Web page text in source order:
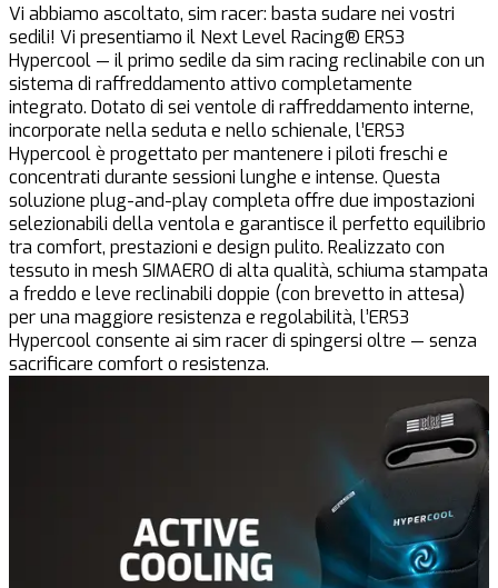
Vi abbiamo ascoltato, sim racer: basta sudare nei vostri
sedili! Vi presentiamo il Next Level Racing® ERS3
Hypercool — il primo sedile da sim racing reclinabile con un
sistema di raffreddamento attivo completamente
integrato. Dotato di sei ventole di raffreddamento interne,
incorporate nella seduta e nello schienale, l’ERS3
Hypercool è progettato per mantenere i piloti freschi e
concentrati durante sessioni lunghe e intense. Questa
soluzione plug-and-play completa offre due impostazioni
selezionabili della ventola e garantisce il perfetto equilibrio
tra comfort, prestazioni e design pulito. Realizzato con
tessuto in mesh SIMAERO di alta qualità, schiuma stampata
a freddo e leve reclinabili doppie (con brevetto in attesa)
per una maggiore resistenza e regolabilità, l’ERS3
Hypercool consente ai sim racer di spingersi oltre — senza
sacrificare comfort o resistenza.